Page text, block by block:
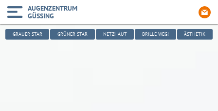
AUGENZENTRUM
GÜSSING
GRAUER STAR GRÜNER STAR NETZHAUT BRILLE WEG! ÄSTHETIK